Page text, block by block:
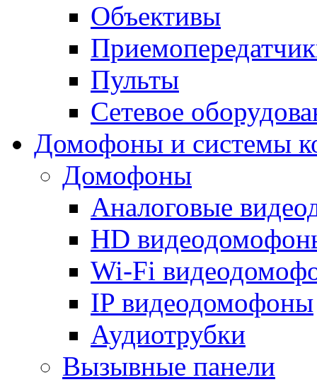
Объективы
Пульты
Сетевое
Домофоны и системы
Домофоны
Аналоговые
HD
Wi-Fi
IP видеодомофоны
Аудиотрубки
Вызывные панели